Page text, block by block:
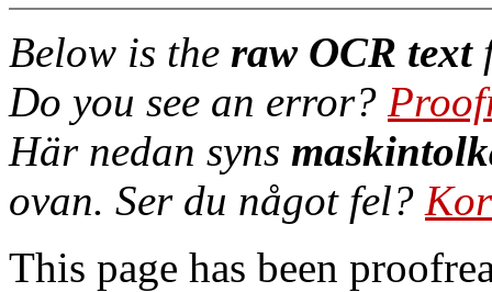
Below is the raw OCR text
Do you see an error?
Här nedan syns
ovan. Ser du något fel?
This page has been